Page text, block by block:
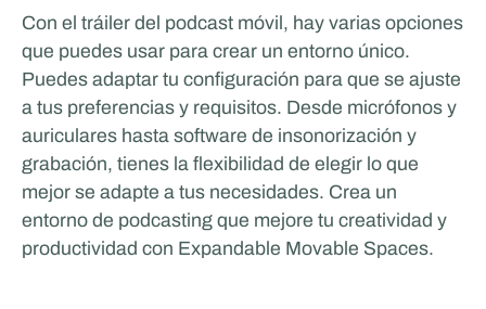
Rijschool Roordink
VIDA Y ESTILO DE VIDA
Con el tráiler del podcast móvil, hay varias opciones
que puedes usar para crear un entorno único.
Puedes adaptar tu configuración para que se ajuste
a tus preferencias y requisitos. Desde micrófonos y
auriculares hasta software de insonorización y
grabación, tienes la flexibilidad de elegir lo que
mejor se adapte a tus necesidades. Crea un
entorno de podcasting que mejore tu creatividad y
productividad con Expandable Movable Spaces.